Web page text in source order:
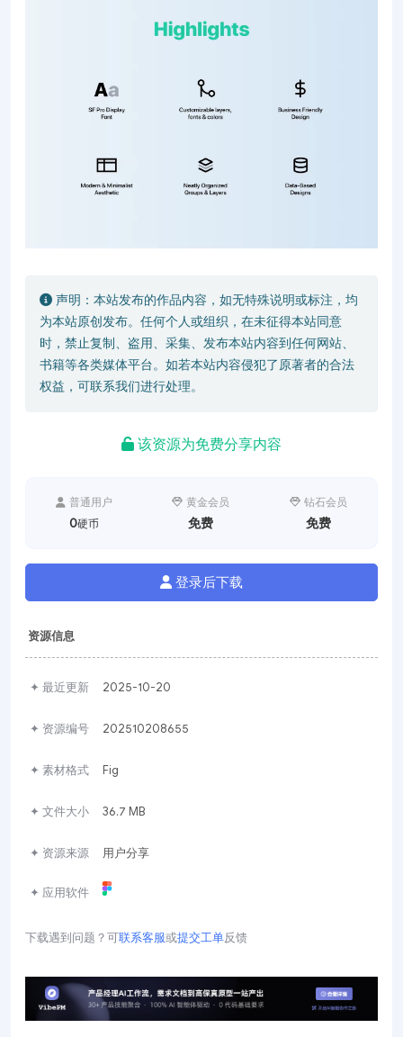
声明：本站发布的作品内容，如无特殊说明或标注，均
为本站原创发布。任何个人或组织，在未征得本站同意
时，禁止复制、盗用、采集、发布本站内容到任何网站、
书籍等各类媒体平台。如若本站内容侵犯了原著者的合法
权益，可联系我们进行处理。
该资源为免费分享内容
普通用户
0硬币
黄金会员
免费
钻石会员
免费
登录后下载
资源信息
✦ 最近更新 2025-10-20
✦ 资源编号 202510208655
✦ 素材格式 Fig
✦ 文件大小 36.7 MB
✦ 资源来源 用户分享
✦ 应用软件
下载遇到问题？可联系客服或提交工单反馈